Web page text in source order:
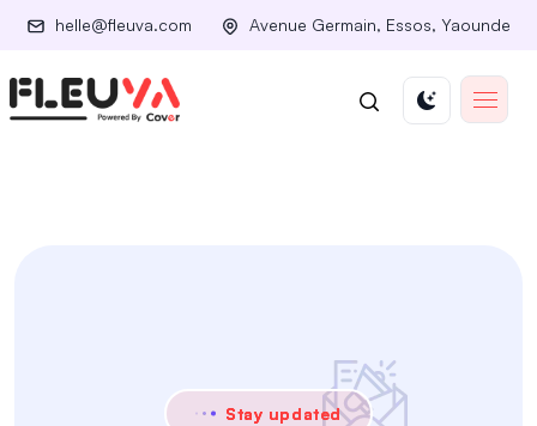
helle@fleuva.com Avenue Germain, Essos, Yaounde
Stay updated